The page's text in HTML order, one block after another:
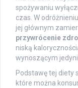
spożywaniu
czas. W
jej głównym
przywrócenie
niską
wynoszącym
Podstawę tej diety
które można